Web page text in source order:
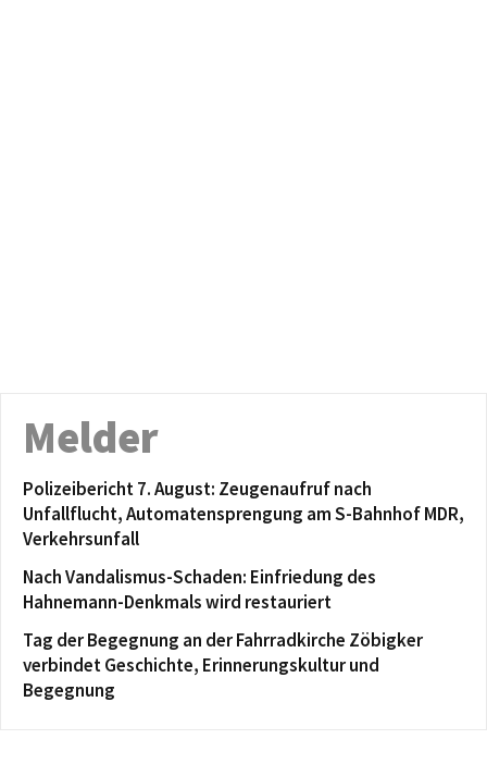
Melder
Polizeibericht 7. August: Zeugenaufruf nach
Unfallflucht, Automatensprengung am S-Bahnhof MDR,
Verkehrsunfall
Nach Vandalismus-Schaden: Einfriedung des
Hahnemann-Denkmals wird restauriert
Tag der Begegnung an der Fahrradkirche Zöbigker
verbindet Geschichte, Erinnerungskultur und
Begegnung